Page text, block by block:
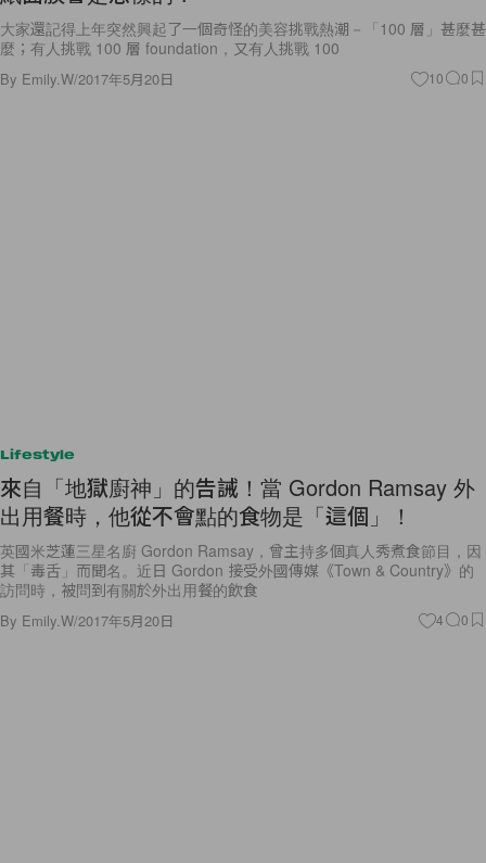
大家還記得上年突然興起了一個奇怪的美容挑戰熱潮－「100 層」甚麼甚
麼；有人挑戰 100 層 foundation，又有人挑戰 100
By Emily.W/2017年5月20日 10 0
Lifestyle
來自「地獄廚神」的告誡！當 Gordon Ramsay 外
出用餐時，他從不會點的食物是「這個」！
英國米芝蓮三星名廚 Gordon Ramsay，曾主持多個真人秀煮食節目，因
其「毒舌」而聞名。近日 Gordon 接受外國傳媒《Town & Country》的
訪問時，被問到有關於外出用餐的飲食
By Emily.W/2017年5月20日 4 0